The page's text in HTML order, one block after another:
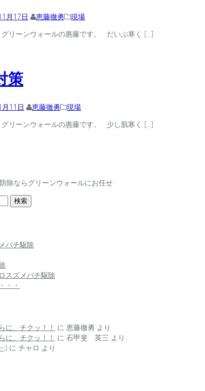
月17日 恵藤徹勇
現場
リーンウォールの惠藤です。 だいぶ寒く […]
策
11日 恵藤徹勇
現場
リーンウォールの惠藤です。 少し肌寒く […]
除ならグリーンウォールにお任せ
バチ駆除
スズメバチ駆除
・・
に、チクッ！！ に 恵藤徹勇 より
に、チクッ！！ に 石甲斐 英三 より
に チャロ より